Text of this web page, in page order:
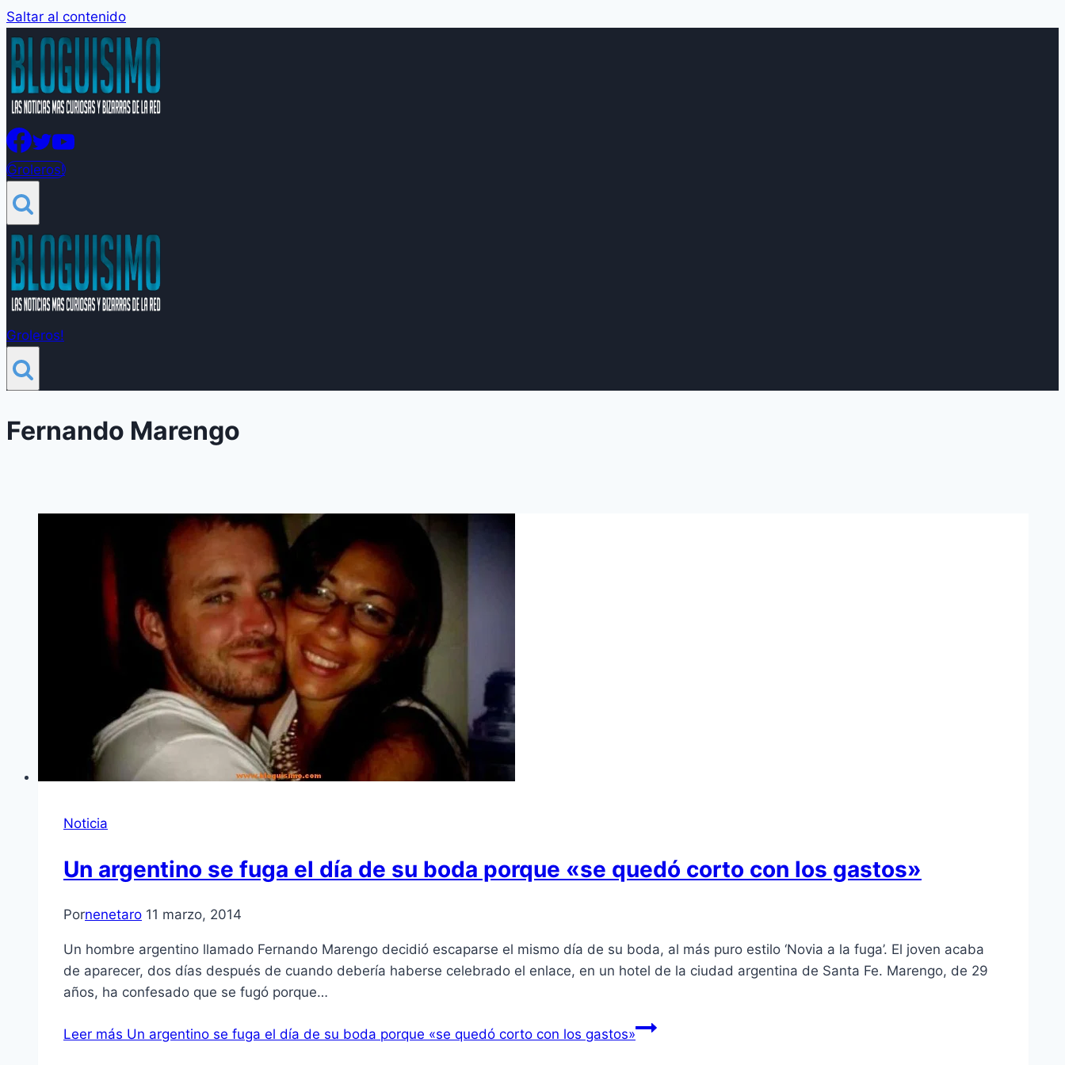
Saltar al contenido
Groleros!
Groleros!
Fernando Marengo
Noticia
Un argentino se fuga el día de su boda porque «se quedó corto con los gastos»
Pornenetaro 11 marzo, 2014
Un hombre argentino llamado Fernando Marengo decidió escaparse el mismo día de su boda, al más puro estilo ‘Novia a la fuga’. El joven acaba
de aparecer, dos días después de cuando debería haberse celebrado el enlace, en un hotel de la ciudad argentina de Santa Fe. Marengo, de 29
años, ha confesado que se fugó porque…
Leer más Un argentino se fuga el día de su boda porque «se quedó corto con los gastos»